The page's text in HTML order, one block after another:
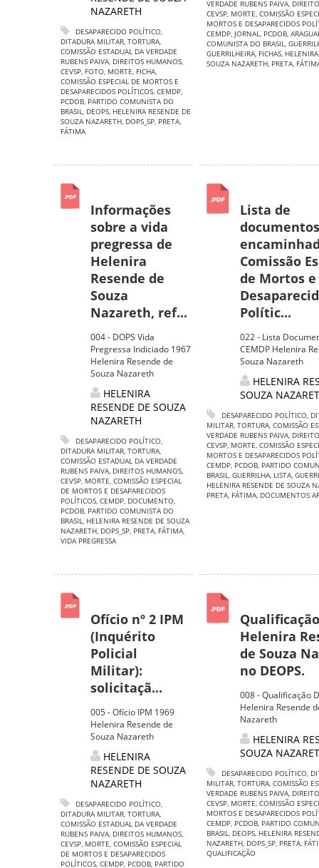
NAZARETH
DESAPARECIDO POLÍTICO,
DITADURA MILITAR, TORTURA,
COMISSÃO ESTADUAL DA VERDADE
RUBENS PAIVA, DIREITOS HUMANOS,
CEVSP, FOTO, MORTE, FICHA,
COMISSÃO ESPECIAL DE MORTOS E
DESAPARECIDOS POLÍTICOS, CEMDP,
PCDOB, PARTIDO COMUNISTA DO
BRASIL, DEOPS, HELENIRA RESENDE DE
SOUZA NAZARETH, DOPS_SP, PRETA,
FÁTIMA
VERDADE RUBENS PAIVA,
CEVSP, MORTE, COMISSÃO
MORTOS E DESAPARECIDOS
CEMDP, JORNAL, PCDOB,
COMUNISTA DO BRASIL,
GUERRILHEIRA, FICHAS,
SOUZA NAZARETH, PRETA,
Informações
sobre a vida
pregressa de
Helenira
Resende de
Souza
Nazareth, ref...
004 - DOPS Vida
Pregressa Indiciado 1967
Helenira Resende de
Souza Nazareth
HELENIRA
RESENDE DE SOUZA
NAZARETH
DESAPARECIDO POLÍTICO,
DITADURA MILITAR, TORTURA,
COMISSÃO ESTADUAL DA VERDADE
RUBENS PAIVA, DIREITOS HUMANOS,
CEVSP, MORTE, COMISSÃO ESPECIAL
DE MORTOS E DESAPARECIDOS
POLÍTICOS, CEMDP, DOCUMENTO,
PCDOB, PARTIDO COMUNISTA DO
BRASIL, HELENIRA RESENDE DE SOUZA
NAZARETH, DOPS_SP, PRETA, FÁTIMA,
VIDA PREGRESSA
Lista de
Comissão
de Mortos e
Polític...
022 - Lista
CEMDP Helenira
Souza Nazareth
HELENIRA
SOUZA
DESAPARECIDO POLÍTICO,
MILITAR, TORTURA, COMISSÃO
VERDADE RUBENS PAIVA,
CEVSP, MORTE, COMISSÃO
MORTOS E DESAPARECIDOS
CEMDP, PCDOB, PARTIDO
BRASIL, GUERRILHA, LISTA,
HELENIRA RESENDE DE SOUZA
PRETA, FÁTIMA, DOCUMENTOS
Ofício nº 2 IPM
(Inquérito
Policial
Militar):
solicitaçã...
005 - Ofício IPM 1969
Helenira Resende de
Souza Nazareth
HELENIRA
RESENDE DE SOUZA
NAZARETH
DESAPARECIDO POLÍTICO,
DITADURA MILITAR, TORTURA,
COMISSÃO ESTADUAL DA VERDADE
RUBENS PAIVA, DIREITOS HUMANOS,
CEVSP, MORTE, COMISSÃO ESPECIAL
DE MORTOS E DESAPARECIDOS
POLÍTICOS, CEMDP, PCDOB, PARTIDO
Helenira
de Souza
no DEOPS.
008 - Qualificação
Helenira Resende
Nazareth
HELENIRA
SOUZA
DESAPARECIDO POLÍTICO,
MILITAR, TORTURA, COMISSÃO
VERDADE RUBENS PAIVA,
CEVSP, MORTE, COMISSÃO
MORTOS E DESAPARECIDOS
CEMDP, PCDOB, PARTIDO
BRASIL, DEOPS, HELENIRA
NAZARETH, DOPS_SP, PRETA,
QUALIFICAÇÃO